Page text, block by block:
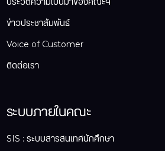
ข่าวประชาสัมพันธ์
Voice of Customer
ติดต่อเรา
ระบบภายในคณะ
SIS : ระบบสารสนเทศนักศึกษา